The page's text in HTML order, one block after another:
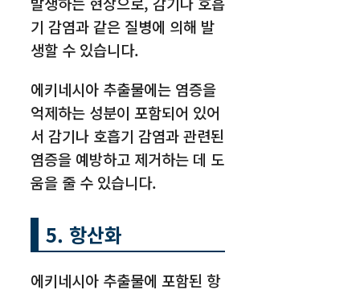
기 감염과 같은 질병에 의해 발
생할 수 있습니다.
에키네시아 추출물에는 염증을
억제하는 성분이 포함되어 있어
서 감기나 호흡기 감염과 관련된
염증을 예방하고 제거하는 데 도
움을 줄 수 있습니다.
5. 항산화
에키네시아 추출물에 포함된 항